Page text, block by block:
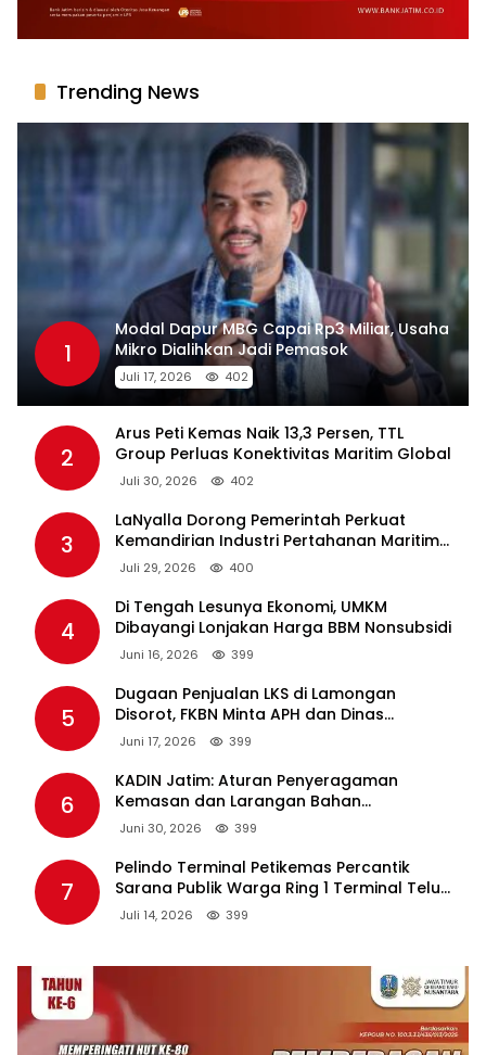
Trending News
1
Modal Dapur MBG Capai Rp3 Miliar, Usaha
Mikro Dialihkan Jadi Pemasok
Juli 17, 2026 402
2
Arus Peti Kemas Naik 13,3 Persen, TTL
Group Perluas Konektivitas Maritim Global
Juli 30, 2026 402
3
LaNyalla Dorong Pemerintah Perkuat
Kemandirian Industri Pertahanan Maritim
Lewat PT PAL
Juli 29, 2026 400
4
Di Tengah Lesunya Ekonomi, UMKM
Dibayangi Lonjakan Harga BBM Nonsubsidi
Juni 16, 2026 399
5
Dugaan Penjualan LKS di Lamongan
Disorot, FKBN Minta APH dan Dinas
Pendidikan Bertindak Tegas.
Juni 17, 2026 399
6
KADIN Jatim: Aturan Penyeragaman
Kemasan dan Larangan Bahan
Tambahan Berpotensi Ganggu Industri
Juni 30, 2026 399
7
Pelindo Terminal Petikemas Percantik
Sarana Publik Warga Ring 1 Terminal Teluk
Lamong Lewat Program TJSL
Juli 14, 2026 399